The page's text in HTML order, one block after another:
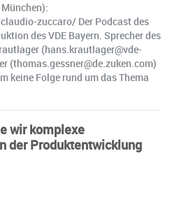
zuccaro/ Der Podcast des
des VDE Bayern. Sprecher des
(hans.krautlager@vde-
(thomas.gessner@de.zuken.com)
keine Folge rund um das Thema
wir komplexe
der Produktentwicklung